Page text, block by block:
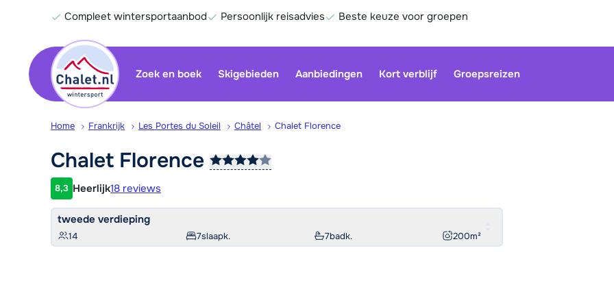
Compleet wintersportaanbod Persoonlijk reisadvies Beste keuze voor groepen
Zoek en boek Skigebieden Aanbiedingen Kort verblijf Groepsreizen
Home Frankrijk Les Portes du Soleil Châtel Chalet Florence
Chalet Florence
Klantwaardering
8,3 Heerlijk18 reviews
tweede verdieping
14 7slaapk. 7badk. 200m²